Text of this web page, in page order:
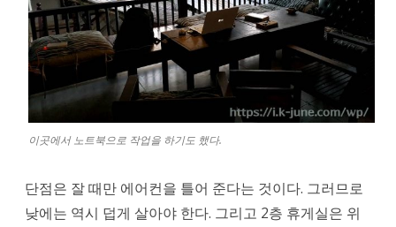
이곳에서 노트북으로 작업을 하기도 했다.
단점은 잘 때만 에어컨을 틀어 준다는 것이다. 그러므로
낮에는 역시 덥게 살아야 한다. 그리고 2층 휴게실은 위